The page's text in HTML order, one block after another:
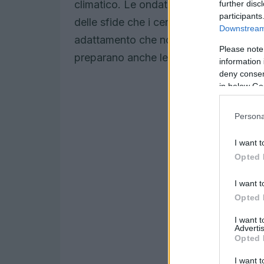
further
Please
information
deny
in below
I want
Opted
I want
Opted
I want
Opted
I want
climatico. Le ondate di calore, le
delle sfide che i centri urbani devono
adattamento che non solo mitigano le
preparano anche le città a rispondere